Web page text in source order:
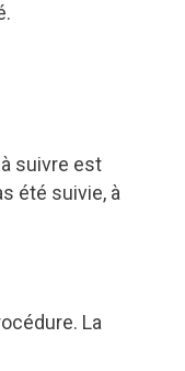
suivre est
été suivie, à
La